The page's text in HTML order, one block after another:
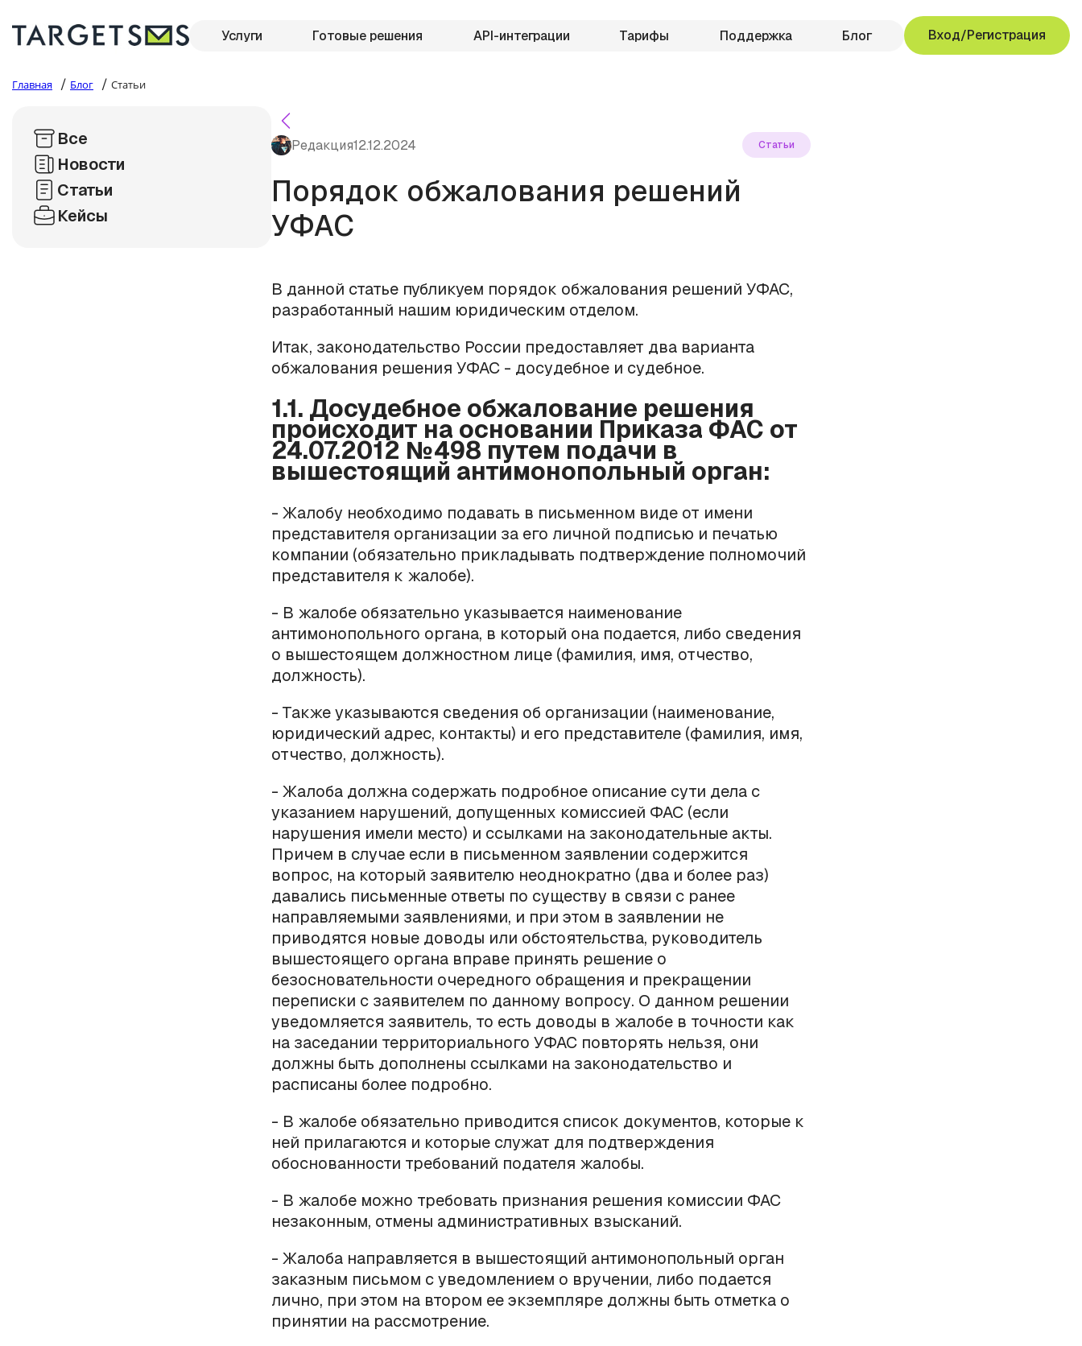
Услуги Готовые решения API-интеграции Тарифы Поддержка Блог Вход/Регистрация
Главная / Блог / Статьи
Все
Новости
Статьи
Кейсы
Редакция12.12.2024 Статьи
Порядок обжалования решений
УФАС
В данной статье публикуем порядок обжалования решений УФАС,
разработанный нашим юридическим отделом.
Итак, законодательство России предоставляет два варианта
обжалования решения УФАС - досудебное и судебное.
1.1. Досудебное обжалование решения
происходит на основании Приказа ФАС от
24.07.2012 №498 путем подачи в
вышестоящий антимонопольный орган:
- Жалобу необходимо подавать в письменном виде от имени
представителя организации за его личной подписью и печатью
компании (обязательно прикладывать подтверждение полномочий
представителя к жалобе).
- В жалобе обязательно указывается наименование
антимонопольного органа, в который она подается, либо сведения
о вышестоящем должностном лице (фамилия, имя, отчество,
должность).
- Также указываются сведения об организации (наименование,
юридический адрес, контакты) и его представителе (фамилия, имя,
отчество, должность).
- Жалоба должна содержать подробное описание сути дела с
указанием нарушений, допущенных комиссией ФАС (если
нарушения имели место) и ссылками на законодательные акты.
Причем в случае если в письменном заявлении содержится
вопрос, на который заявителю неоднократно (два и более раз)
давались письменные ответы по существу в связи с ранее
направляемыми заявлениями, и при этом в заявлении не
приводятся новые доводы или обстоятельства, руководитель
вышестоящего органа вправе принять решение о
безосновательности очередного обращения и прекращении
переписки с заявителем по данному вопросу. О данном решении
уведомляется заявитель, то есть доводы в жалобе в точности как
на заседании территориального УФАС повторять нельзя, они
должны быть дополнены ссылками на законодательство и
расписаны более подробно.
- В жалобе обязательно приводится список документов, которые к
ней прилагаются и которые служат для подтверждения
обоснованности требований подателя жалобы.
- В жалобе можно требовать признания решения комиссии ФАС
незаконным, отмены административных взысканий.
- Жалоба направляется в вышестоящий антимонопольный орган
заказным письмом с уведомлением о вручении, либо подается
лично, при этом на втором ее экземпляре должны быть отметка о
принятии на рассмотрение.